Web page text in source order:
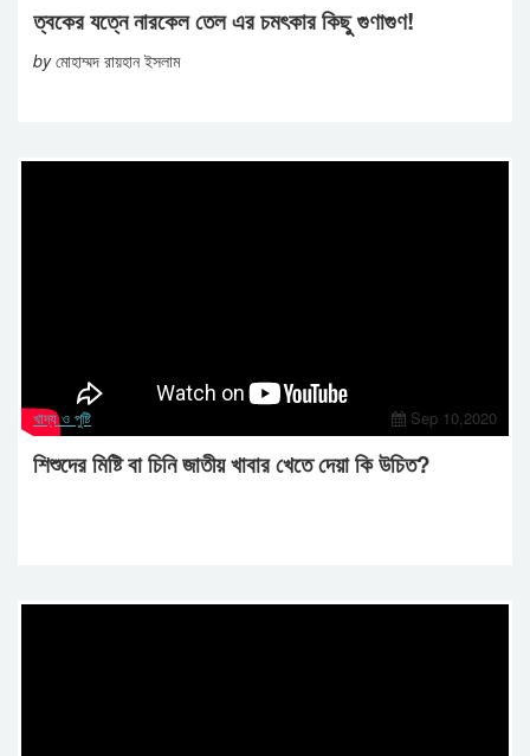
ত্বকের যত্নে নারকেল তেল এর চমৎকার কিছু গুণাগুণ!
byমোহাম্মদ রায়হান ইসলাম
খাদ্য ও পুষ্টি Sep 10,2020
শিশুদের মিষ্টি বা চিনি জাতীয় খাবার খেতে দেয়া কি উচিত?